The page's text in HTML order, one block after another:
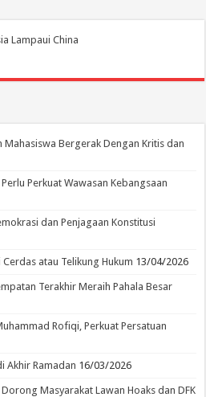
Lampaui China
Mahasiswa Bergerak Dengan Kritis dan
Perkuat Wawasan Kebangsaan
dan Penjagaan Konstitusi
atau Telikung Hukum 13/04/2026
Terakhir Meraih Pahala Besar
Rofiqi, Perkuat Persatuan
Akhir Ramadan 16/03/2026
Masyarakat Lawan Hoaks dan DFK